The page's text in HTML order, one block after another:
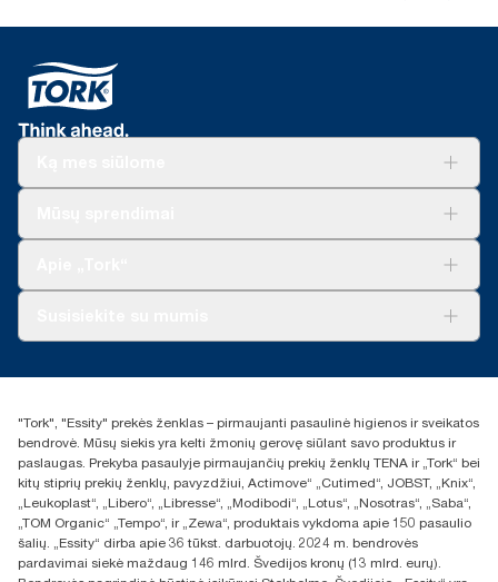
+370 5 268 3455
UAB Essity Lithuania
Naugarduko g. 98
LT-03160 Vilnius, Lietuva
"Tork", "Essity" prekės ženklas – pirmaujanti pasaulinė higienos ir sveikatos
bendrovė. Mūsų siekis yra kelti žmonių gerovę siūlant savo produktus ir
paslaugas. Prekyba pasaulyje pirmaujančių prekių ženklų TENA ir „Tork“ bei
kitų stiprių prekių ženklų, pavyzdžiui, Actimove“ „Cutimed“, JOBST, „Knix“,
„Leukoplast“, „Libero“, „Libresse“, „Modibodi“, „Lotus“, „Nosotras“, „Saba“,
„TOM Organic“ „Tempo“, ir „Zewa“, produktais vykdoma apie 150 pasaulio
šalių. „Essity“ dirba apie 36 tūkst. darbuotojų. 2024 m. bendrovės
pardavimai siekė maždaug 146 mlrd. Švedijos kronų (13 mlrd. eurų).